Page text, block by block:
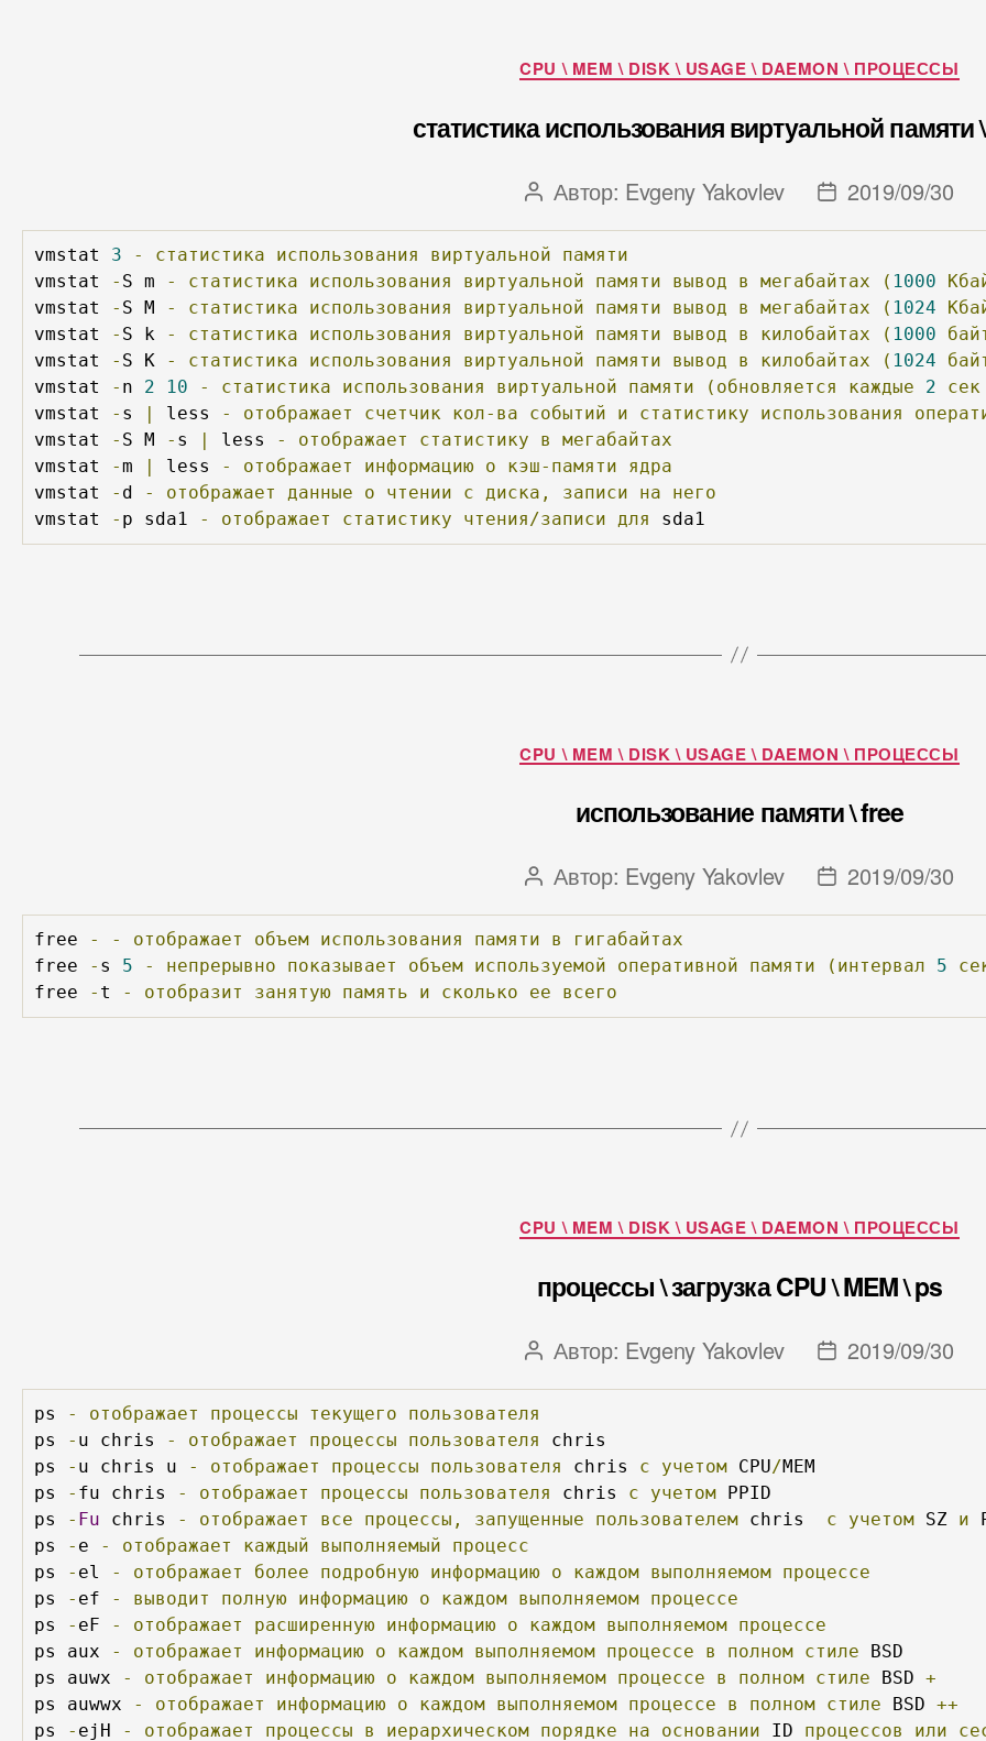
Рубрики
CPU \ MEM \ DISK \ USAGE \ DAEMON \ ПРОЦЕССЫ
статистика использования виртуальной памяти
Автор
записи
Автор: Evgeny Yakovlev
Дата
записи
2019/09/30
vmstat 3 - статистика использования виртуальной
памяти
vmstat
- S m - статистика использования виртуальной памяти вывод в мегабайтах ( 1000
vmstat
- S M - статистика использования виртуальной памяти вывод в мегабайтах ( 1024
vmstat
- S k - статистика использования виртуальной памяти вывод в килобайтах ( 1000
vmstat
- S K - статистика использования виртуальной памяти вывод в килобайтах ( 1024
vmstat
- n 2 10 - статистика использования виртуальной памяти (обновляется каждые 2
сек
vmstat
- s | less - отображает счетчик кол-ва событий и статистику использования
vmstat
- S M - s | less - отображает статистику в
мегабайтах
vmstat
-m | less - отображает информацию о кэш-памяти
ядра
vmstat
- d - отображает данные о чтении с диска, записи на
него
vmstat
- p sda1 - отображает статистику чтения/записи для sda1
Рубрики
CPU \ MEM \ DISK \ USAGE \ DAEMON \ ПРОЦЕССЫ
использование памяти \ free
Автор
записи
Автор: Evgeny Yakovlev
Дата
записи
2019/09/30
free - - отображает объем использования памяти в
гигабайтах
free
- s 5 - непрерывно показывает объем используемой оперативной памяти (интервал 5
free
- t - отобразит занятую память и сколько ее всего
Рубрики
CPU \ MEM \ DISK \ USAGE \ DAEMON \ ПРОЦЕССЫ
процессы \ загрузка CPU \ MEM \ ps
Автор
записи
Автор: Evgeny Yakovlev
Дата
записи
2019/09/30
ps - отображает процессы текущего
пользователя
ps
- u chris - отображает процессы пользователя
chris
ps
- u chris u - отображает процессы пользователя chris с учетом CPU/MEM
ps
- fu chris - отображает процессы пользователя chris с учетом PPID
ps
- Fu chris - отображает все процессы, запущенные пользователем chris с учетом SZ и
ps
- e - отображает каждый выполняемый
процесс
ps
- el - отображает более подробную информацию о каждом выполняемом процессе
ps
- ef - выводит полную информацию о каждом выполняемом процессе
ps
- eF - отображает расширенную информацию о каждом выполняемом процессе
ps aux
- отображает информацию о каждом выполняемом процессе в полном стиле BSD
ps auwx
- отображает информацию о каждом выполняемом процессе в полном стиле BSD +
ps auwwx
- отображает информацию о каждом выполняемом процессе в полном стиле BSD ++
ps
- ejH - отображает процессы в иерархическом порядке на основании ID процессов или